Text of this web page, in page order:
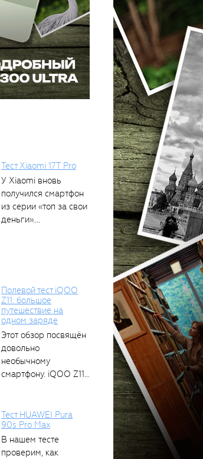
Тест Xiaomi 17T Pro
У Xiaomi вновь
получился смартфон
из серии «топ за свои
деньги»....
Полевой тест iQOO
Z11: большое
путешествие на
одном заряде
Этот обзор посвящён
довольно
необычному
смартфону. iQOO Z11
Тест HUAWEI Pura
90s Pro Max
В нашем тесте
проверим, как